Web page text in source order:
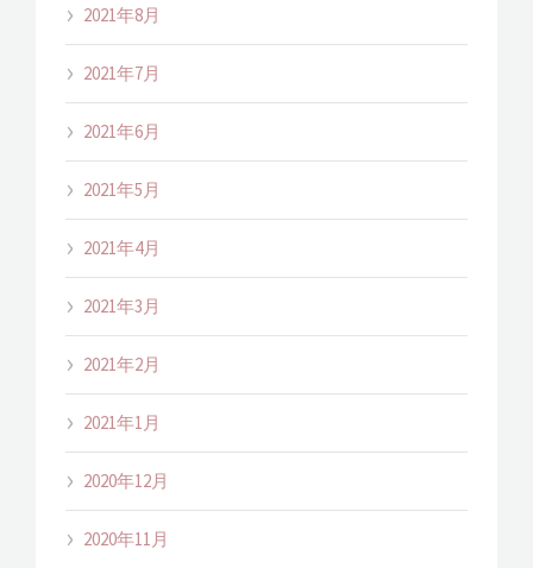
2021年8月
2021年7月
2021年6月
2021年5月
2021年4月
2021年3月
2021年2月
2021年1月
2020年12月
2020年11月